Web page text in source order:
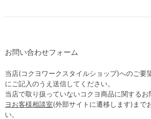
お問い合わせフォーム
当店(コクヨワークスタイルショップ)へのご要
にご記入のうえ送信してください。
当店で取り扱っていないコクヨ商品に関するお
ヨお客様相談室(外部サイトに遷移します)まで
い。